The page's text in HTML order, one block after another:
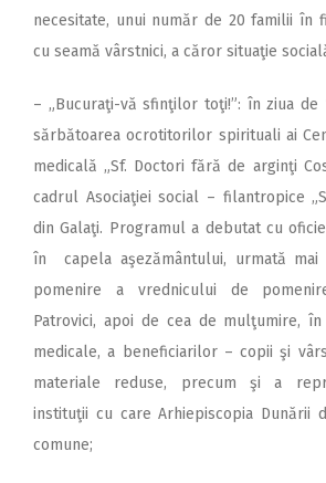
necesitate, unui număr de 20 familii în
cu seamă vârstnici, a căror situaţie
– „Bucuraţi-vă sfinţilor toţi!”: în ziua de
sărbătoarea ocrotitorilor spirituali ai
medicală „Sf. Doctori fără de arginţi
cadrul Asociaţiei social – filantropice
din Galaţi. Programul a debutat cu
în capela aşezământului, urmată
pomenire a vrednicului de
Patrovici, apoi de cea de mulţumire,
medicale, a beneficiarilor – copii şi
materiale reduse, precum şi a
instituţii cu care Arhiepiscopia Dunării
comune;